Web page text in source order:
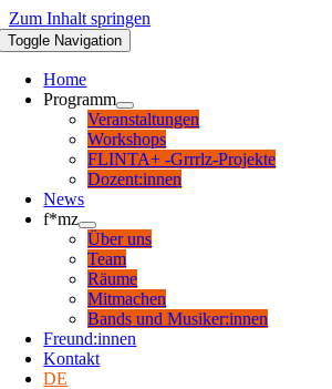
Zum Inhalt springen
Toggle Navigation
Home
Programm
Veranstaltungen
Workshops
FLINTA+ -Grrrlz-Projekte
Dozent:innen
News
f*mz
Über uns
Team
Räume
Mitmachen
Bands und Musiker:innen
Freund:innen
Kontakt
DE